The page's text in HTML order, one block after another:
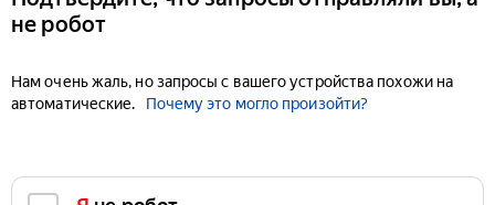
не робот
Нам очень жаль, но запросы с вашего устройства похожи на
автоматические.
Почему это могло произойти?